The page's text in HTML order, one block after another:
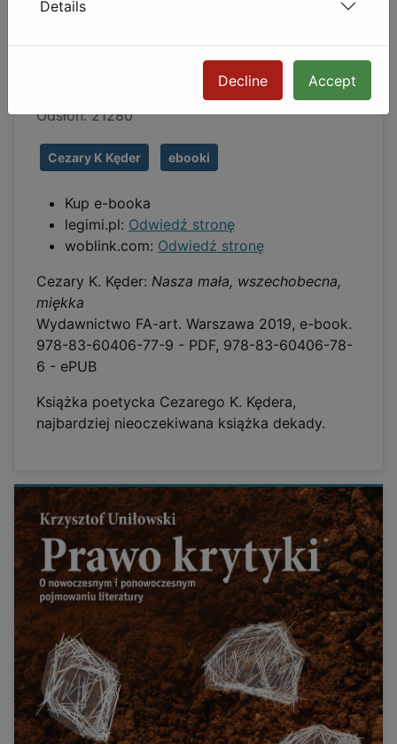
Nasza mała, wszechobecna,
Opublikowano: 28 luty 2020
Odsłon: 21280
Cezary K Kęder ebooki
Kup e-booka
legimi.pl: Odwiedź stronę
woblink.com: Odwiedź stronę
Cezary K. Kęder: Nasza mała, wszechobecna,
miękka
Wydawnictwo FA-art. Warszawa 2019, e-book.
978-83-60406-77-9 - PDF, 978-83-60406-78-
6 - ePUB
Książka poetycka Cezarego K. Kędera,
najbardziej nieoczekiwana książka dekady.
Details
Decline Accept